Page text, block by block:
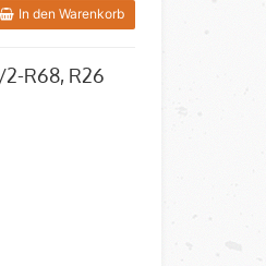
In den Warenkorb
R68, R26